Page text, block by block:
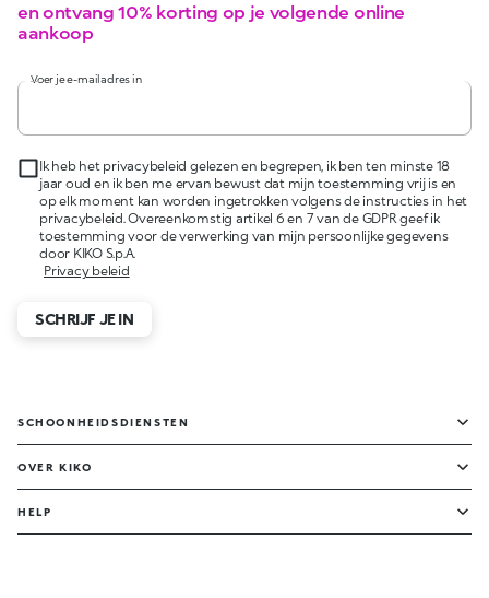
en ontvang 10% korting op je volgende online
aankoop
Voer je e-mailadres in
Ik heb het privacybeleid gelezen en begrepen, ik ben ten minste 18
jaar oud en ik ben me ervan bewust dat mijn toestemming vrij is en
op elk moment kan worden ingetrokken volgens de instructies in het
privacybeleid. Overeenkomstig artikel 6 en 7 van de GDPR geef ik
toestemming voor de verwerking van mijn persoonlijke gegevens
door KIKO S.p.A.
Privacy beleid
SCHRIJF JE IN
SCHOONHEIDSDIENSTEN
OVER KIKO
HELP